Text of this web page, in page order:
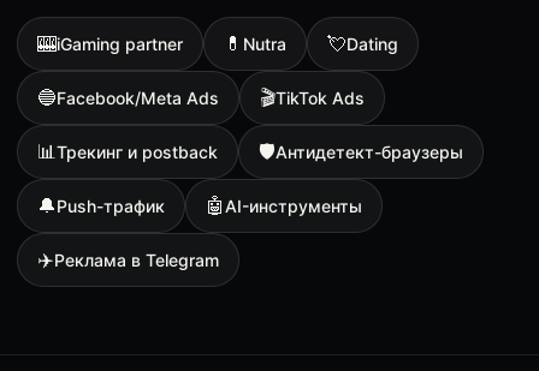
🎰iGaming partner 💊 Nutra 💘Dating
🔵Facebook/Meta Ads 🎬TikTok Ads
📊Трекинг и postback 🛡Антидетект-браузеры
🔔Push-трафик 🤖AI-инструменты
✈️Реклама в Telegram